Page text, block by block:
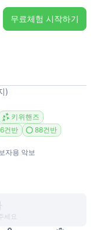
무료체험 시작하기
)
키위핸즈
건반 88건반
자용 악보
세요